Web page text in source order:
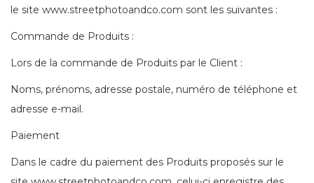
le site www.streetphotoandco.com sont les suivantes :
Commande de Produits :
Lors de la commande de Produits par le Client :
Noms, prénoms, adresse postale, numéro de téléphone et
adresse e-mail.
Paiement
Dans le cadre du paiement des Produits proposés sur le